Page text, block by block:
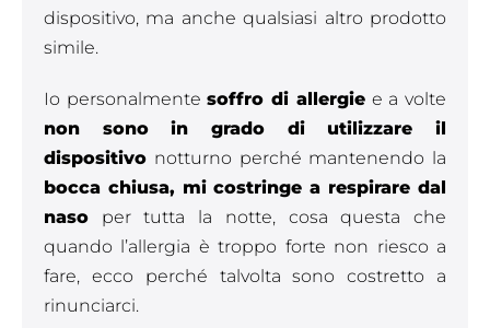
dispositivo, ma anche qualsiasi altro prodotto
simile.
Io personalmentesoffro di allergiee a volte
non sono in grado di utilizzare il
dispositivo notturno perché mantenendo la
bocca chiusa, mi costringe a respirare dal
naso per tutta la notte, cosa questa che
quando l’allergia è troppo forte non riesco a
fare, ecco perché talvolta sono costretto a
rinunciarci.